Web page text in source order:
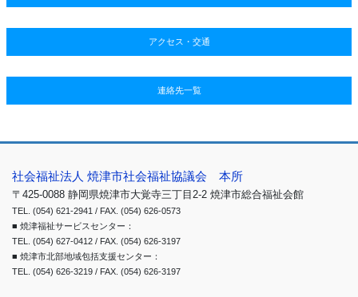
アクセス・交通
連絡先一覧
社会福祉法人 焼津市社会福祉協議会 本所
〒425-0088 静岡県焼津市大覚寺三丁目2-2 焼津市総合福祉会館
TEL. (054) 621-2941 / FAX. (054) 626-0573
■ 焼津福祉サービスセンター：
TEL. (054) 627-0412 / FAX. (054) 626-3197
■ 焼津市北部地域包括支援センター：
TEL. (054) 626-3219 / FAX. (054) 626-3197